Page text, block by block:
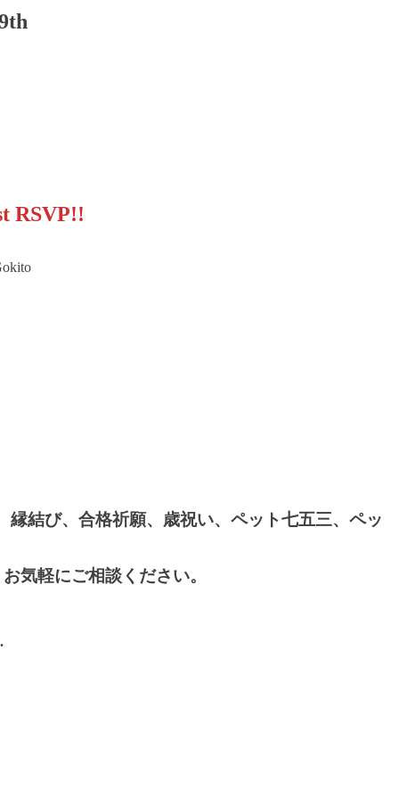
RSVP!!
縁結び、合格祈願、歳祝い、ペット七五三、ペッ
気軽にご相談ください。